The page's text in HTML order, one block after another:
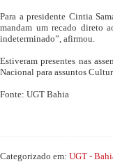
Para a presidente Cintia
mandam um recado direto
indeterminado”, afirmou.
Estiveram presentes nas
Nacional para assuntos
Fonte: UGT Bahia
Categorizado em: UGT -